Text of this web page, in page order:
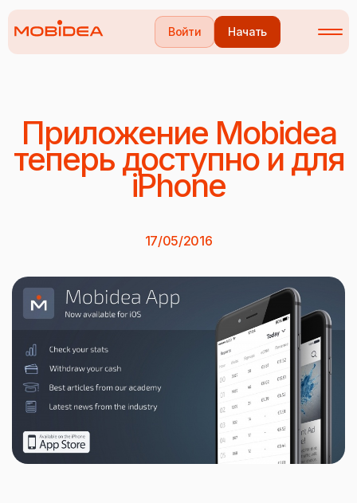
Войти Начать
Приложение Mobidea
теперь доступно и для
iPhone
17/05/2016